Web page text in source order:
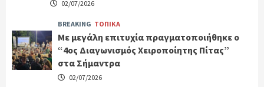
02/07/2026
BREAKING ΤΟΠΙΚΑ
Με μεγάλη επιτυχία πραγματοποιήθηκε ο
“4ος Διαγωνισμός Χειροποίητης Πίτας”
στα Σήμαντρα
02/07/2026